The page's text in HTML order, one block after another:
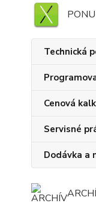
Technická
Cenová
Servisné
Dodávka a